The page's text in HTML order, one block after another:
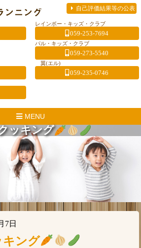
自己評価結果等の公表
レインボー・キッズ・クラブ
059-253-7694
パル・キッズ・クラブ
059-273-5540
翼(エル)
059-235-0746
MENU
ッキング
7日
キング